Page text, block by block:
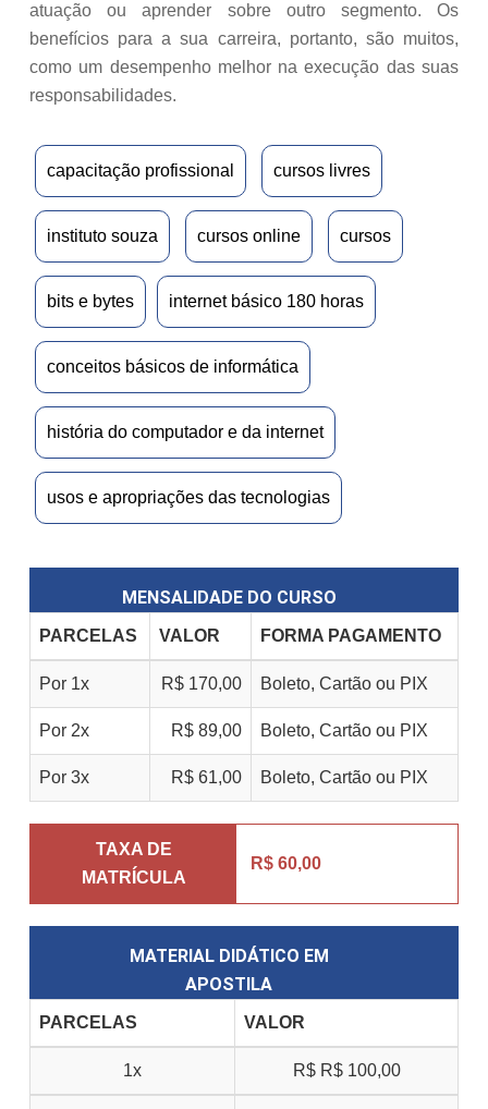
atuação ou aprender sobre outro segmento. Os
benefícios para a sua carreira, portanto, são muitos,
como um desempenho melhor na execução das suas
responsabilidades.
capacitação profissional cursos livres
instituto souza cursos online cursos
bits e bytes internet básico 180 horas
conceitos básicos de informática
história do computador e da internet
usos e apropriações das tecnologias
MENSALIDADE DO CURSO
PARCELAS VALOR FORMA PAGAMENTO
Por 1x R$ 170,00 Boleto, Cartão ou PIX
Por 2x R$ 89,00 Boleto, Cartão ou PIX
Por 3x R$ 61,00 Boleto, Cartão ou PIX
TAXA DE
MATRÍCULA
R$ 60,00
MATERIAL DIDÁTICO EM
APOSTILA
PARCELAS VALOR
1x R$ R$ 100,00